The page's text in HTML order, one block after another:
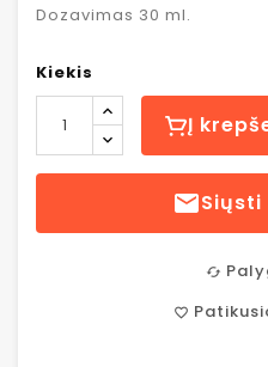
Dozavimas 30 ml.
Kiekis
Į
Siųsti
cached
favorite_border